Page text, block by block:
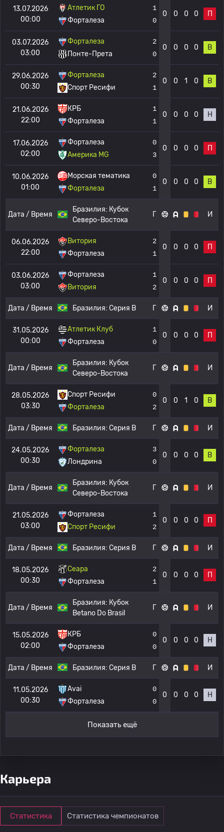
13.07.2026
00:00
Атлетик ГО
Форталеза
1
0
0 0 0 0 П
03.07.2026
03:00
Форталеза
Понте-Прета
2
0
0 0 0 0 В
29.06.2026
00:30
Форталеза
Спорт Ресифи
2
1
0 0 1 0 В
21.06.2026
22:00
КРБ
Форталеза
1
1
0 0 0 0 Н
17.06.2026
02:00
Форталеза
Америка MG
0
3
0 0 0 0 П
10.06.2026
01:00
Морская тематика
Форталеза
0
1
0 0 0 0 В
Дата / Время
Бразилия: Кубок
Северо-Востока
Г И
06.06.2026
22:00
Витория
Форталеза
2
1
0 0 0 0 П
03.06.2026
03:00
Форталеза
Витория
1
2
0 0 0 0 П
Дата / Время Бразилия: Серия B Г И
31.05.2026
00:00
Атлетик Клуб
Форталеза
1
0
0 0 0 0 П
Дата / Время
Бразилия: Кубок
Северо-Востока
Г И
28.05.2026
03:30
Спорт Ресифи
Форталеза
0
2
0 0 1 0 В
Дата / Время Бразилия: Серия B Г И
24.05.2026
00:30
Форталеза
Лондрина
3
0
0 0 0 0 В
Дата / Время
Бразилия: Кубок
Северо-Востока
Г И
21.05.2026
03:00
Форталеза
Спорт Ресифи
1
2
0 0 0 0 П
Дата / Время Бразилия: Серия B Г И
18.05.2026
00:30
Сеара
Форталеза
2
1
0 0 0 0 П
Дата / Время
Бразилия: Кубок
Betano Do Brasil
Г И
15.05.2026
02:00
КРБ
Форталеза
0
0
0 0 0 0 Н
Дата / Время Бразилия: Серия B Г И
11.05.2026
00:30
Avai
Форталеза
0
0
0 0 0 0 Н
Показать ещё
Карьера
Статистика Статистика чемпионатов